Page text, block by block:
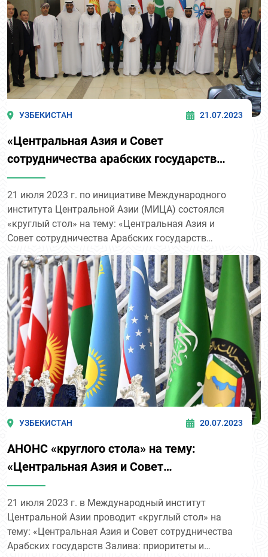
УЗБЕКИСТАН 21.07.2023
«Центральная Азия и Совет
сотрудничества арабских государств
Залива: приоритеты и перспективы».
21 июля 2023 г. по инициативе Международного
института Центральной Азии (МИЦА) состоялся
«круглый стол» на тему: «Центральная Азия и
Совет сотрудничества Арабских государств
Залива: приоритеты и перспективы».
УЗБЕКИСТАН 20.07.2023
АНОНС «круглого стола» на тему:
«Центральная Азия и Совет
сотрудничества Арабских государств
Залива: приоритеты и перспективы»
21 июля 2023 г. в Международный институт
Центральной Азии проводит «круглый стол» на
тему: «Центральная Азия и Совет сотрудничества
Арабских государств Залива: приоритеты и